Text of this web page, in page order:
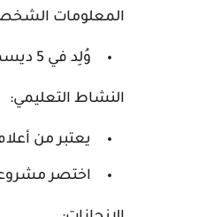
المعلومات
وُلِد في 5 ديسمبر 1889 بقسنطينة.
النشاط التعليمي:
يعتبر من
اختصر مشروعه